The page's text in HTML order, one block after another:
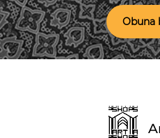
Obuna